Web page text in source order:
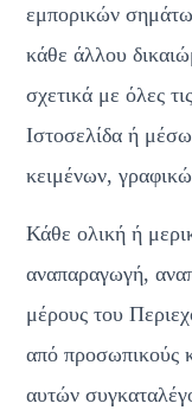
εμπορικών
κάθε άλλου
σχετικά με όλες
Ιστοσελίδα ή
κειμένων,
Κάθε ολική ή
αναπαραγωγή,
μέρους του
από προσωπικούς
αυτών